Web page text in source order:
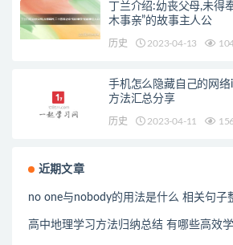
丁兰介绍:幼丧父母,未得
木事亲”的故事主人公
历史 2023-04-13
手机怎么隐藏自己的网
方法汇总分享
历史 2023-04-11
近期文章
no one与nobody的用法是什么 相关句子
高中地理学习方法归纳总结 有哪些高效